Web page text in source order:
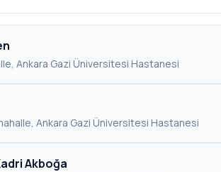
Ankara·Gazi Üniversitesi Hastanesi
Ankara·Gazi Üniversitesi Hastanesi
Akboğa